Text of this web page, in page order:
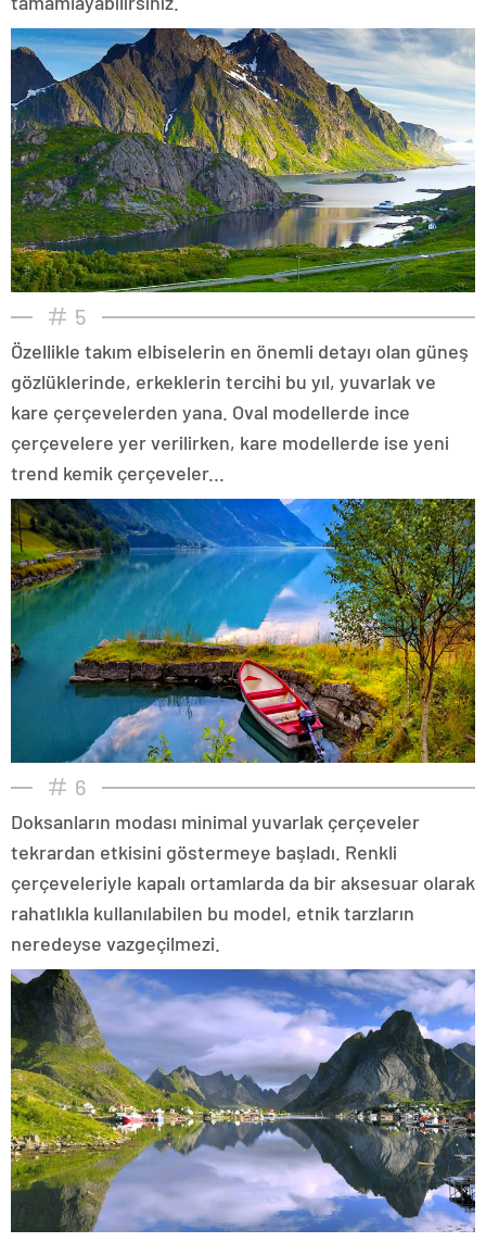
5
Özellikle takım elbiselerin en önemli detayı olan güneş
gözlüklerinde, erkeklerin tercihi bu yıl, yuvarlak ve
kare çerçevelerden yana. Oval modellerde ince
çerçevelere yer verilirken, kare modellerde ise yeni
trend kemik çerçeveler...
6
Doksanların modası minimal yuvarlak çerçeveler
tekrardan etkisini göstermeye başladı. Renkli
çerçeveleriyle kapalı ortamlarda da bir aksesuar olarak
rahatlıkla kullanılabilen bu model, etnik tarzların
neredeyse vazgeçilmezi.